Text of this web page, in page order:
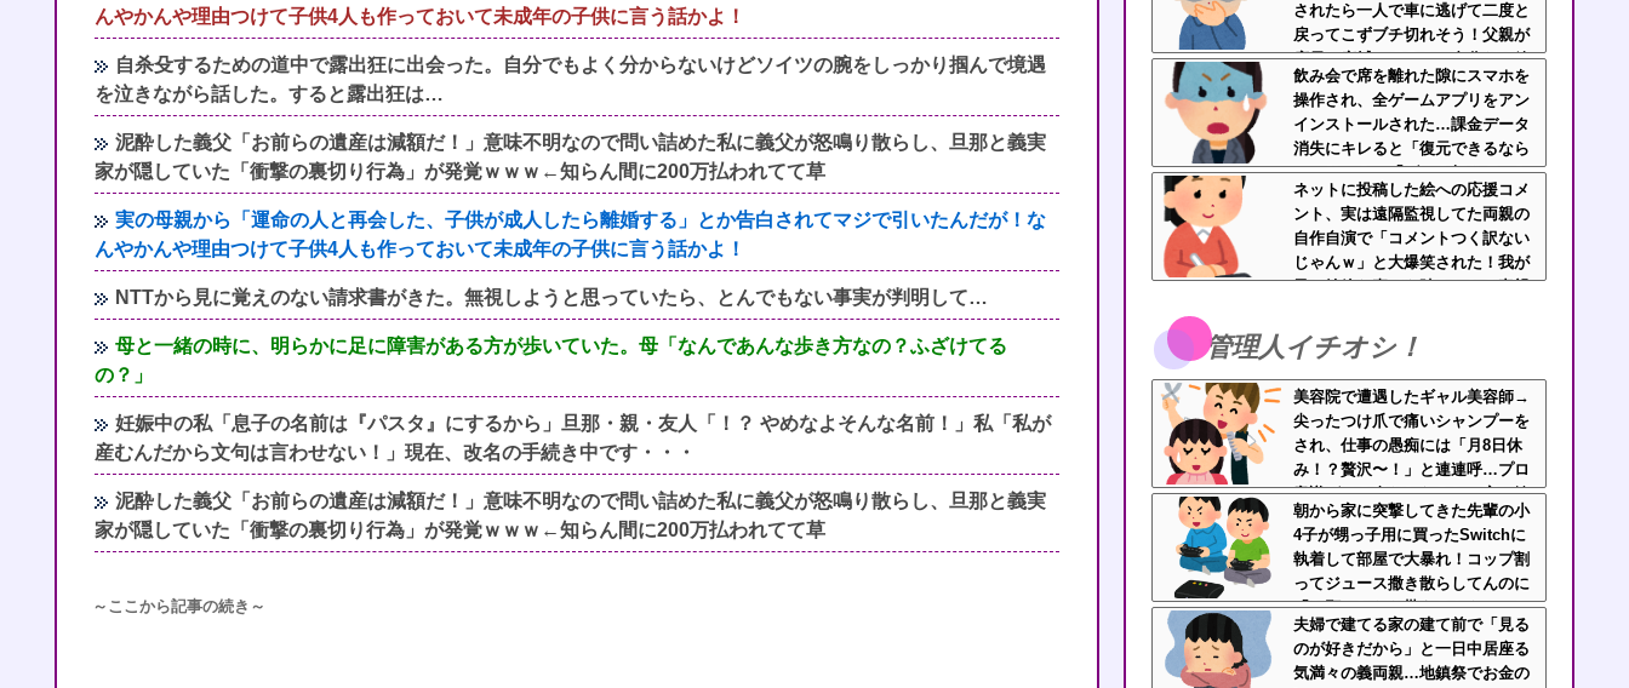
んやかんや理由つけて子供4人も作っておいて未成年の子供に言う話かよ！
自杀殳するための道中で露出狂に出会った。自分でもよく分からないけどソイツの腕をしっかり掴んで境遇
を泣きながら話した。すると露出狂は…
泥酔した義父「お前らの遺産は減額だ！」意味不明なので問い詰めた私に義父が怒鳴り散らし、旦那と義実
家が隠していた「衝撃の裏切り行為」が発覚ｗｗｗ←知らん間に200万払われてて草
実の母親から「運命の人と再会した、子供が成人したら離婚する」とか告白されてマジで引いたんだが！な
んやかんや理由つけて子供4人も作っておいて未成年の子供に言う話かよ！
NTTから見に覚えのない請求書がきた。無視しようと思っていたら、とんでもない事実が判明して…
母と一緒の時に、明らかに足に障害がある方が歩いていた。母「なんであんな歩き方なの？ふざけてる
の？」
妊娠中の私「息子の名前は『パスタ』にするから」旦那・親・友人「！？ やめなよそんな名前！」私「私が
産むんだから文句は言わせない！」現在、改名の手続き中です・・・
泥酔した義父「お前らの遺産は減額だ！」意味不明なので問い詰めた私に義父が怒鳴り散らし、旦那と義実
家が隠していた「衝撃の裏切り行為」が発覚ｗｗｗ←知らん間に200万払われてて草
～ここから記事の続き～
されたら一人で車に逃げて二度と
戻ってこずブチ切れそう！父親が
店員と床拭いてるのに自分だけ放
置とか人間性疑うわ
飲み会で席を離れた隙にスマホを
操作され、全ゲームアプリをアン
インストールされた…課金データ
消失にキレると「復元できるなら
いいじゃん」「ゲーム如きで」と
逆ギレして帰走
ネットに投稿した絵への応援コメ
ント、実は遠隔監視してた両親の
自作自演で「コメントつく訳ない
じゃんｗ」と大爆笑された！我が
子の純粋な喜びを踏みにじる毒親
管理人イチオシ！
美容院で遭遇したギャル美容師→
尖ったつけ爪で痛いシャンプーを
され、仕事の愚痴には「月8日休
み！？贅沢〜！」と連連呼…プロ
意識ゼロの身だしなみと、客に嫉
妬してマウントを取ってくるのが
不快すぎ・・・
朝から家に突撃してきた先輩の小
4子が甥っ子用に買ったSwitchに
執着して部屋で大暴れ！コップ割
ってジュース撒き散らしてんのに
「お願いしたら貰えるかもｗ」と
ヘラヘラ笑って片付けもしない…
先輩にブチ切れそう
夫婦で建てる家の建て前で「見る
のが好きだから」と一日中居座る
気満々の義両親…地鎮祭でお金の